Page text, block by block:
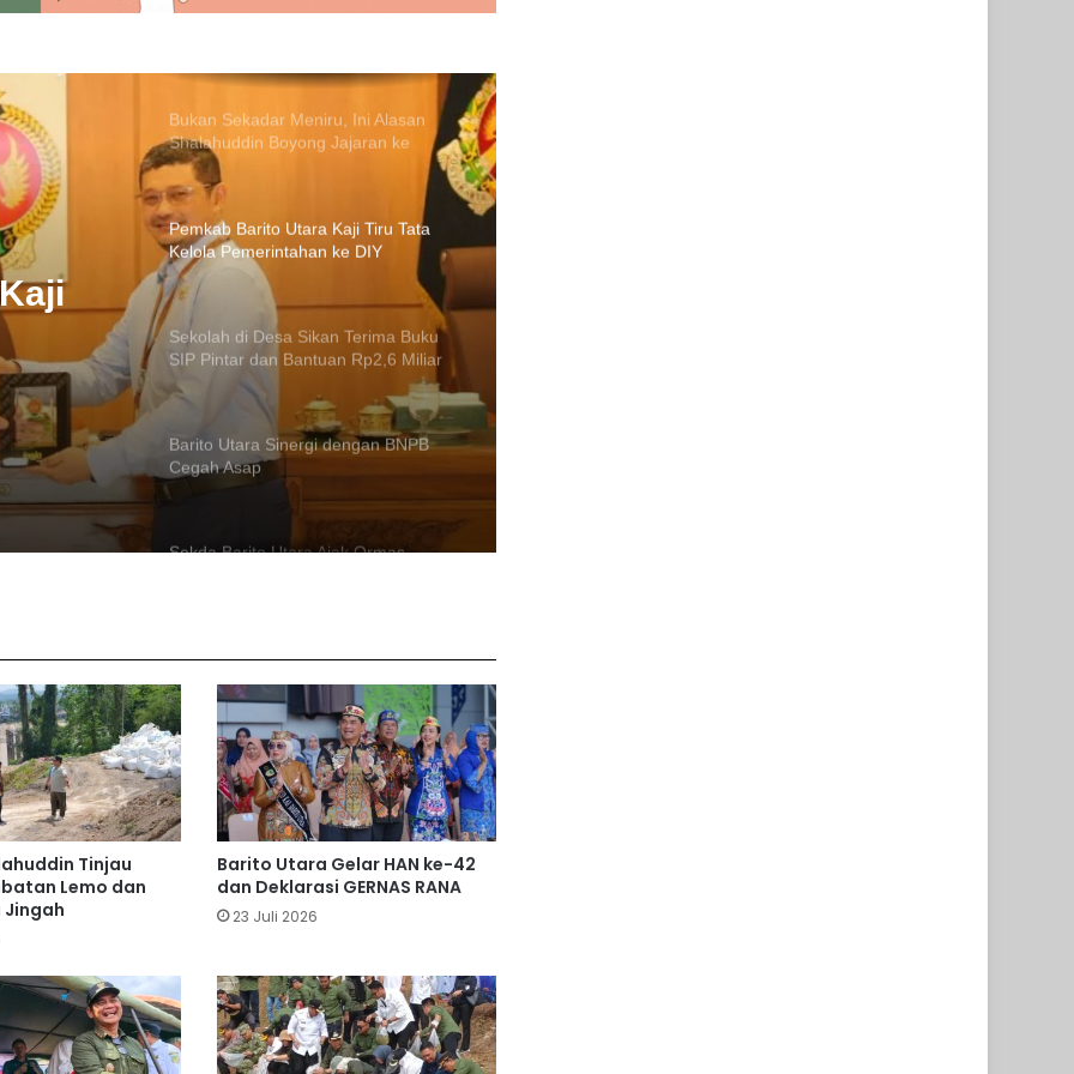
dan
Bukan Sekadar Meniru, Ini Alasan
Pemkab Barito Utara Kaji Tiru Tata
Kelola Pemerintahan ke DIY
Sekolah di Desa Sikan Terima Buku
SIP Pintar dan Bantuan Rp2,6 Miliar
Barito Utara Sinergi dengan BNPB
Cegah Asap
Sekda Barito Utara Ajak Ormas
Bersatu Jaga Kondusivitas Daerah
Debit Air Baku Turun, Shalahuddin
Sentuh Anak Kota hingga Pedalaman
Kapan Pemadaman Listrik di Barito
Utara Berakhir? Ini Penjelasan PLN
Buka MTQH, Bupati Shalahuddin
Tekankan Nilai-Nilai Al-Quran
Penampilan Deddy Dhukun & Mus
Mujiono Pukau Ribuan Penonton
Tinjau
Lemo dan
Jingah
Barito Utara Gelar HAN ke-42
dan Deklarasi GERNAS RANA
23 Juli 2026